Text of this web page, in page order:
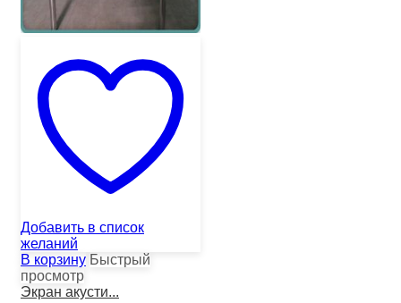
Добавить в список
желаний
В корзину Быстрый
просмотр
Экран акусти...